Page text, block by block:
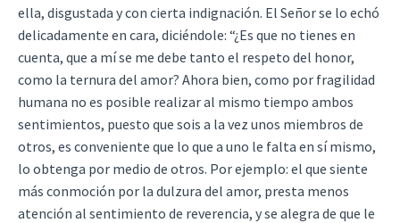
ella, disgustada y con cierta indignación. El Señor se lo echó
delicadamente en cara, diciéndole: “¿Es que no tienes en
cuenta, que a mí se me debe tanto el respeto del honor,
como la ternura del amor? Ahora bien, como por fragilidad
humana no es posible realizar al mismo tiempo ambos
sentimientos, puesto que sois a la vez unos miembros de
otros, es conveniente que lo que a uno le falta en sí mismo,
lo obtenga por medio de otros. Por ejemplo: el que siente
más conmoción por la dulzura del amor, presta menos
atención al sentimiento de reverencia, y se alegra de que le